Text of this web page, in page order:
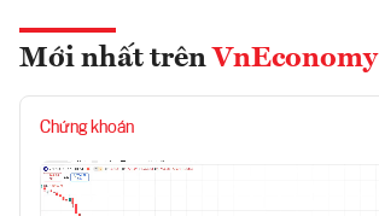
Mới nhất trên VnEconomy
Chứng khoán